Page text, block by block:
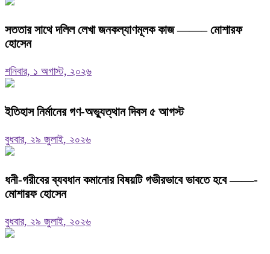
সততার সাথে দলিল লেখা জনকল্যাণমূলক কাজ ——– মোশারফ
হোসেন
শনিবার, ১ অগাস্ট, ২০২৬
ইতিহাস নির্মানের গণ-অভ্যুত্থান দিবস ৫ আগস্ট
বুধবার, ২৯ জুলাই, ২০২৬
ধনী-গরীবের ব্যবধান কমানোর বিষয়টি গভীরভাবে ভাবতে হবে ——-
মোশারফ হোসেন
বুধবার, ২৯ জুলাই, ২০২৬